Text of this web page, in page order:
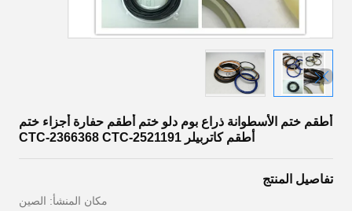
أطقم ختم الأسطوانة ذراع بوم دلو ختم أطقم حفارة أجزاء ختم
أطقم كاتربيلر CTC-2366368 CTC-2521191
تفاصيل المنتج
مكان المنشأ: الصين